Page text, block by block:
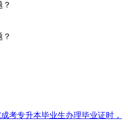
考专升本毕业生办理毕业证时，